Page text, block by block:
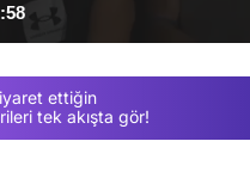
ettiğin
tek akışta gör!